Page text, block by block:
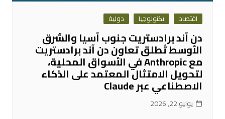
اقتصاد تكنولوجيا دولية
دن آند برادستريت جنوب آسيا والشرق
الأوسط تُطلق تعاون دن آند برادستريت
مع Anthropic في الأسواق المحلية،
لتحويل الامتثال المعتمد على الذكاء
الاصطناعي عبر Claude
يوليو 22, 2026